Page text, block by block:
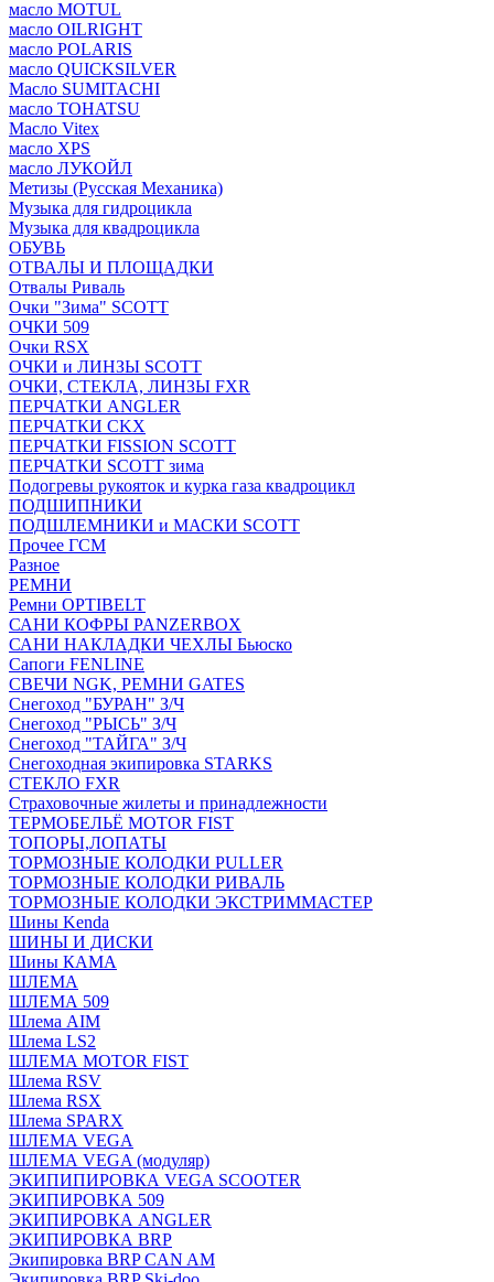
масло MOTUL
масло OILRIGHT
масло POLARIS
масло QUICKSILVER
Масло SUMITACHI
масло TOHATSU
Масло Vitex
масло XPS
масло ЛУКОЙЛ
Метизы (Русская Механика)
Музыка для гидроцикла
Музыка для квадроцикла
ОБУВЬ
ОТВАЛЫ И ПЛОЩАДКИ
Отвалы Риваль
Очки "Зима" SCOTT
ОЧКИ 509
Очки RSX
ОЧКИ и ЛИНЗЫ SCOTT
ОЧКИ, СТЕКЛА, ЛИНЗЫ FXR
ПЕРЧАТКИ ANGLER
ПЕРЧАТКИ CKX
ПЕРЧАТКИ FISSION SCOTT
ПЕРЧАТКИ SCOTT зима
Подогревы рукояток и курка газа квадроцикл
ПОДШИПНИКИ
ПОДШЛЕМНИКИ и МАСКИ SCOTT
Прочее ГСМ
Разное
РЕМНИ
Ремни OPTIBELT
САНИ КОФРЫ PANZERBOX
САНИ НАКЛАДКИ ЧЕХЛЫ Бьюско
Сапоги FENLINE
СВЕЧИ NGK, РЕМНИ GATES
Снегоход "БУРАН" З/Ч
Снегоход "РЫСЬ" З/Ч
Снегоход "ТАЙГА" З/Ч
Снегоходная экипировка STARKS
СТЕКЛО FXR
Страховочные жилеты и принадлежности
ТЕРМОБЕЛЬЁ MOTOR FIST
ТОПОРЫ,ЛОПАТЫ
ТОРМОЗНЫЕ КОЛОДКИ PULLER
ТОРМОЗНЫЕ КОЛОДКИ РИВАЛЬ
ТОРМОЗНЫЕ КОЛОДКИ ЭКСТРИММАСТЕР
Шины Kenda
ШИНЫ И ДИСКИ
Шины КАМА
ШЛЕМА
ШЛЕМА 509
Шлема AIM
Шлема LS2
ШЛЕМА MOTOR FIST
Шлема RSV
Шлема RSX
Шлема SPARX
ШЛЕМА VEGA
ШЛЕМА VEGA (модуляр)
ЭКИПИПИРОВКА VEGA SCOOTER
ЭКИПИРОВКА 509
ЭКИПИРОВКА ANGLER
ЭКИПИРОВКА BRP
Экипировка BRP CAN AM